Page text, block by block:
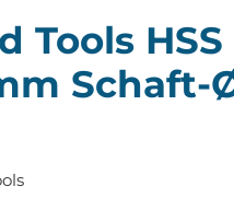
Tools
Schaft-